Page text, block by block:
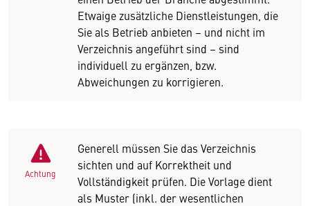
Etwaige zusätzliche Dienstleistungen, die
Sie als Betrieb anbieten – und nicht im
Verzeichnis angeführt sind – sind
individuell zu ergänzen, bzw.
Abweichungen zu korrigieren.
Achtung
Generell müssen Sie das Verzeichnis
sichten und auf Korrektheit und
Vollständigkeit prüfen. Die Vorlage dient
als Muster (inkl. der wesentlichen